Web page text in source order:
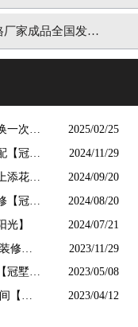
家成品全国发货
一次用
2025/02/25
【冠墅
2024/11/29
添花
2024/09/20
冠墅
2024/08/20
】 2024/07/21
修吗?
2023/11/29
冠墅阳
2023/05/08
2023/04/12